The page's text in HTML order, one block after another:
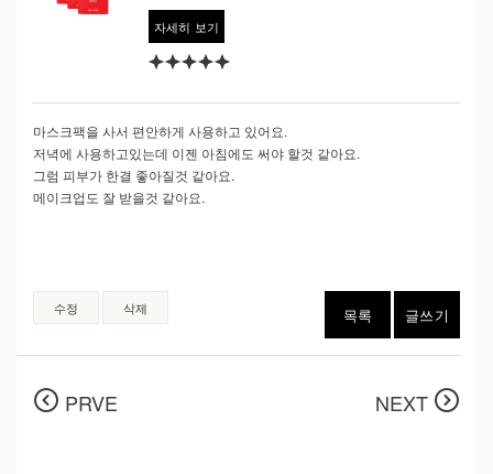
자세히 보기
마스크팩을 사서 편안하게 사용하고 있어요.
저녁에 사용하고있는데 이젠 아침에도 써야 할것 같아요.
그럼 피부가 한결 좋아질것 같아요.
메이크업도 잘 받을것 같아요.
수정 삭제 목록 글쓰기
PRVE NEXT